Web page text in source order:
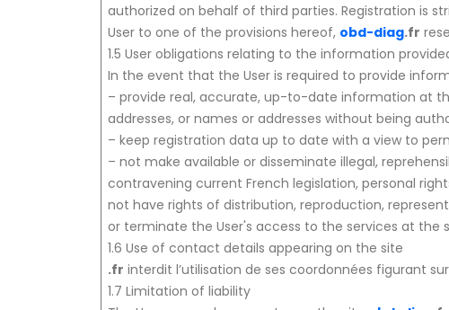
authorized on behalf of third parties. Registration is
User to one of the provisions hereof, obd-diag.fr
1.5 User obligations relating to the information
In the event that the User is required to provide
– provide real, accurate, up-to-date information at
addresses, or names or addresses without being
– keep registration data up to date with a view to
– not make available or disseminate illegal,
contravening current French legislation, personal
not have rights of distribution, reproduction,
or terminate the User's access to the services at the
1.6 Use of contact details appearing on the site
.fr interdit l’utilisation de ses coordonnées figurant
1.7 Limitation of liability